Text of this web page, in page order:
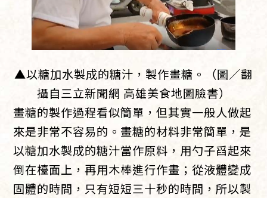
▲以糖加水製成的糖汁，製作畫糖。（圖／翻
攝自三立新聞網 高雄美食地圖臉書）
畫糖的製作過程看似簡單，但其實一般人做起
來是非常不容易的。畫糖的材料非常簡單，是
以糖加水製成的糖汁當作原料，用勺子舀起來
倒在檯面上，再用木棒進行作畫；從液體變成
固體的時間，只有短短三十秒的時間，所以製